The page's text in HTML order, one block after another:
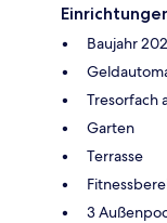
Baujahr
Tresorfach
Garten
Terrasse
3